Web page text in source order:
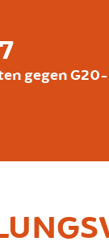
gegen G20-